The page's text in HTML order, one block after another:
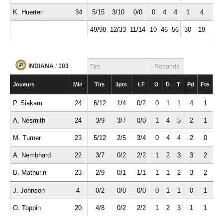
K. Huerter 34 5/15 3/10 0/0 0 4 4 1 4
49/98 12/33 11/14 10 46 56 30 19
INDIANA / 103 Tirs Rebonds
Joueurs Min Tirs 3pts LF O D T Pd Fte
P. Siakam 24 6/12 1/4 0/2 0 1 1 4 1
A. Nesmith 24 3/9 3/7 0/0 1 4 5 2 1
M. Turner 23 5/12 2/5 3/4 0 4 4 2 0
A. Nembhard 22 3/7 0/2 2/2 1 2 3 3 2
B. Mathurin 23 2/9 0/1 1/1 1 1 2 3 2
J. Johnson 4 0/2 0/0 0/0 0 1 1 0 1
O. Toppin 20 4/8 0/2 2/2 1 2 3 1 1